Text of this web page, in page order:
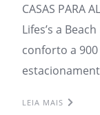
CASAS PARA
Lifes’s a
conforto a
LEIA MAIS